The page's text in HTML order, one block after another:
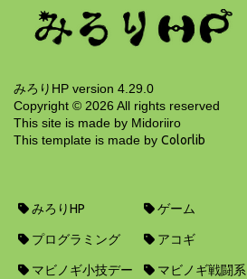
7ヶ月前
みろりHP version 4.29.0
Copyright © 2026 All rights reserved
This site is made by Midoriiro
This template is made by Colorlib
みろりHP ゲーム
プログラミング アコギ
マビノギ小技デー
マビノギ戦闘系